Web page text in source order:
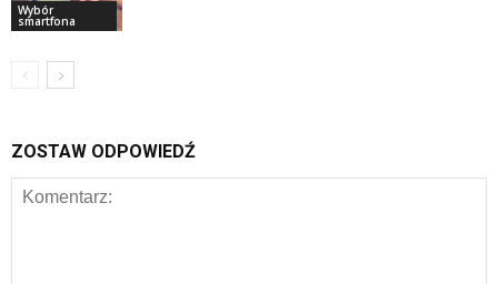
Wybór
smartfona
ZOSTAW ODPOWIEDŹ